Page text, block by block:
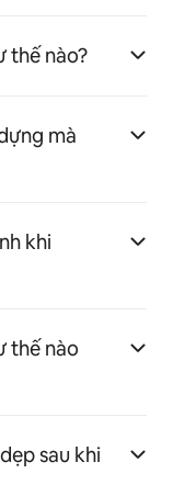
thế nào?
mà
khi
thế nào
sau khi